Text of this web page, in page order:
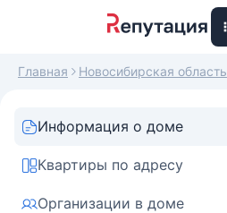
Главная Новосибирская область
Информация о доме
Квартиры по адресу
Организации в доме